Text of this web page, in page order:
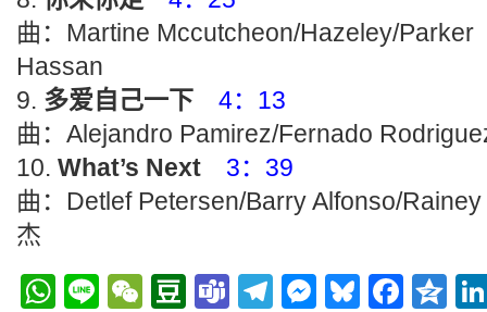
曲：Martine Mccutcheon/Hazeley/
Hassan
多爱自己一下
4：13
曲：Alejandro Pamirez/Fernado
What’s Next
3：39
曲：Detlef Petersen/Barry Alfonso/
杰
WhatsApp
LineWeChat
Douban
TeamsTelegramBluesky